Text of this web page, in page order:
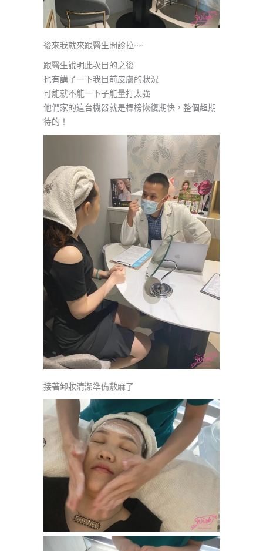
後來我就來跟醫生問診拉~~
跟醫生說明此次目的之後
也有講了一下我目前皮膚的狀況
可能就不能一下子能量打太強
他們家的這台機器就是標榜恢復期快，整個超期
待的！
接著卸妝清潔準備敷麻了